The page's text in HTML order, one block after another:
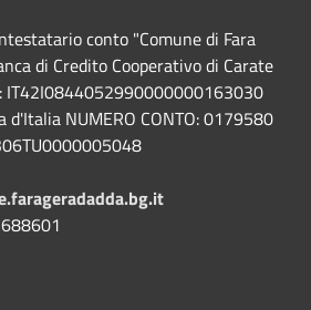
conto "Comune di Fara
di Credito Cooperativo di Carate
IT42I0844052990000000163030
d'Italia NUMERO CONTO: 0179580